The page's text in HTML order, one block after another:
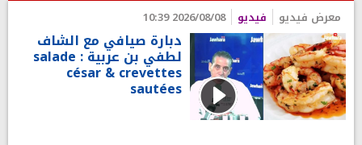
معرض فيديو فيديو 2026/08/08 10:39
دبارة صيافي مع الشاف
لطفي بن عربية : salade
césar & crevettes
sautées